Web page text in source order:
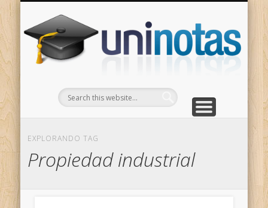
EXPLORANDO TAG
Propiedad industrial